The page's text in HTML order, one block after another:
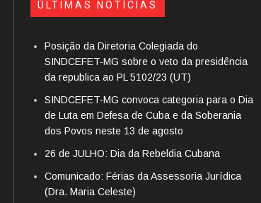
ÚLTIMAS NOTÍCIAS
Posição da Diretoria Colegiada do
SINDCEFET-MG sobre o veto da presidência
da republica ao PL 5102/23 (UT)
SINDCEFET-MG convoca categoria para o Dia
de Luta em Defesa de Cuba e da Soberania
dos Povos neste 13 de agosto
26 de JULHO: Dia da Rebeldia Cubana
Comunicado: Férias da Assessoria Jurídica
(Dra. Maria Celeste)